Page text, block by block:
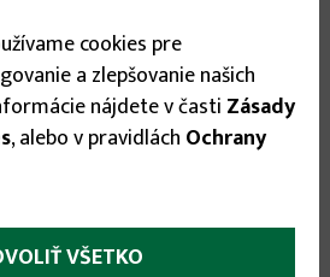
osobný odber!!!
cookies pre
a zlepšovanie našich
nájdete v časti Zásady
, alebo v pravidlách Ochrany
VŠETKO